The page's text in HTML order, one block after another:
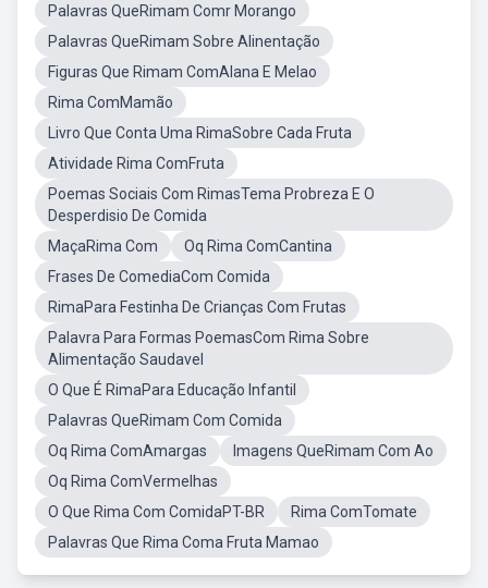
Palavras QueRimam Comr Morango
Palavras QueRimam Sobre Alinentação
Figuras Que Rimam ComAlana E Melao
Rima ComMamão
Livro Que Conta Uma RimaSobre Cada Fruta
Atividade Rima ComFruta
Poemas Sociais Com RimasTema Probreza E O
Desperdisio De Comida
MaçaRima Com
Oq Rima ComCantina
Frases De ComediaCom Comida
RimaPara Festinha De Crianças Com Frutas
Palavra Para Formas PoemasCom Rima Sobre
Alimentação Saudavel
O Que É RimaPara Educação Infantil
Palavras QueRimam Com Comida
Oq Rima ComAmargas
Imagens QueRimam Com Ao
Oq Rima ComVermelhas
O Que Rima Com ComidaPT-BR
Rima ComTomate
Palavras Que Rima Coma Fruta Mamao